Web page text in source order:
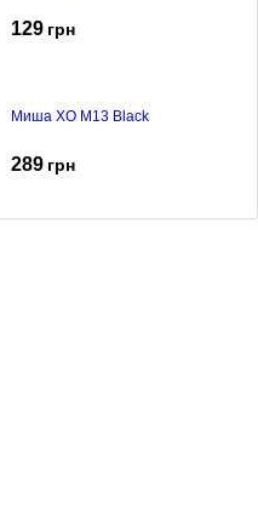
129 грн
Миша XO M13 Black
289 грн